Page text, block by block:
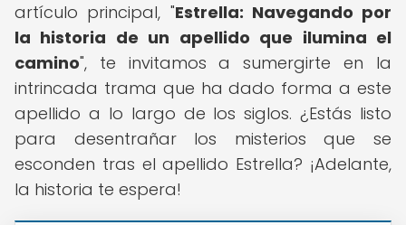
artículo principal, "Estrella: Navegando por
la historia de un apellido que ilumina el
camino", te invitamos a sumergirte en la
intrincada trama que ha dado forma a este
apellido a lo largo de los siglos. ¿Estás listo
para desentrañar los misterios que se
esconden tras el apellido Estrella? ¡Adelante,
la historia te espera!